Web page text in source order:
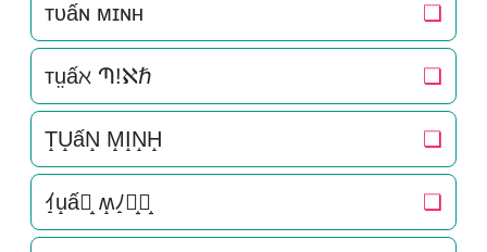
ᴛᴜấɴ ᴍɪɴʜ ❏
тṳấℵ Պ!ℵℏ ❏
T̝U̝ấN̝ M̝I̝N̝H̝ ❏
ｲ̝u̝ấ刀̝ ʍ̝ﾉ̝刀̝ん̝ ❏